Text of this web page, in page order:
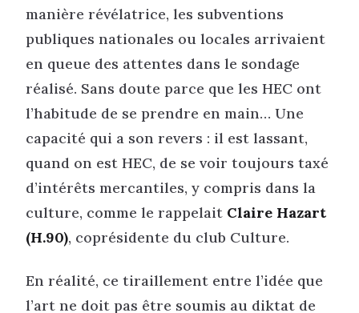
manière révélatrice, les subventions
publiques nationales ou locales arrivaient
en queue des attentes dans le sondage
réalisé. Sans doute parce que les HEC ont
l’habitude de se prendre en main… Une
capacité qui a son revers : il est lassant,
quand on est HEC, de se voir toujours taxé
d’intérêts mercantiles, y compris dans la
culture, comme le rappelait Claire Hazart
(H.90), coprésidente du club Culture.
En réalité, ce tiraillement entre l’idée que
l’art ne doit pas être soumis au diktat de